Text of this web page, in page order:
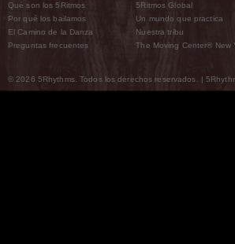
Qué son los 5Ritmos
Por qué los bailamos
El Camino de la Danza
Preguntas frecuentes
5Ritmos Global
Un mundo que practica
Nuestra tribu
The Moving Center® New
© 2026 5Rhythms. Todos los derechos reservados. |